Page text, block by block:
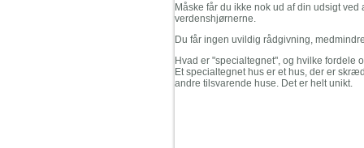
Måske får du ikke nok ud af din udsigt
verdenshjørnerne.
Du får ingen uvildig rådgivning,
Hvad er "specialtegnet", og hvilke fordele
Et specialtegnet hus er et hus, der er
andre tilsvarende huse. Det er helt unikt.